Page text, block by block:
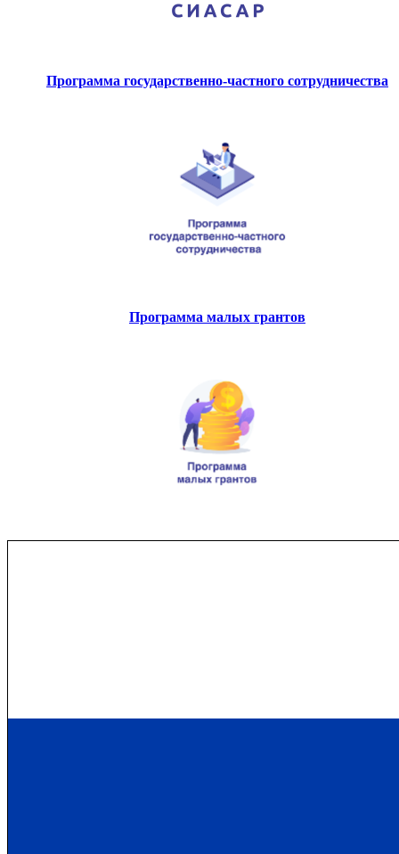
Программа государственно-частного сотрудничества
Программа малых грантов